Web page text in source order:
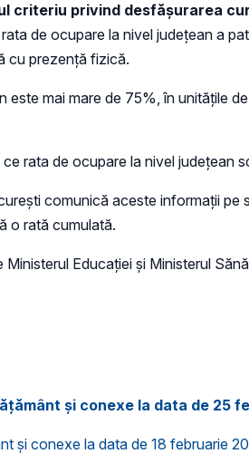
criteriu privind desfășurarea
de ocupare la nivel județean a
cu prezență fizică.
mai mare de 75%, în unitățile
rata de ocupare la nivel județean
comunică aceste informații
o rată cumulată.
Educației și Ministerul
și conexe la data de 25
și conexe la data de 18 februarie